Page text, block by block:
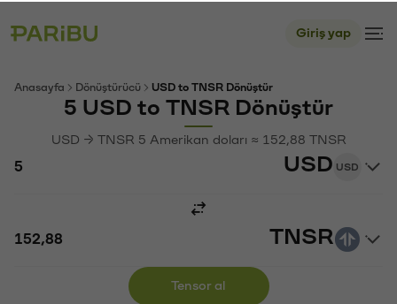
Giriş yap
Anasayfa Dönüştürücü USD to TNSR Dönüştür
5 USD to TNSR Dönüştür
USD → TNSR 5 Amerikan doları ≈ 152,88 TNSR
USD USD
TNSR
Tensor al